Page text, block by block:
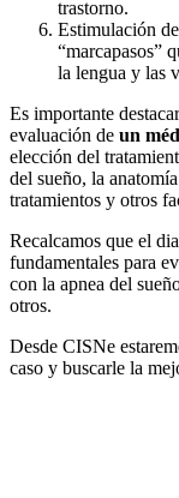
trastorno.
Estimulación
“marcapasos”
la lengua y las
Es importante
evaluación de un
elección del
del sueño, la
tratamientos y otros
Recalcamos que el
fundamentales para
con la apnea del
otros.
Desde CISNe
caso y buscarle la